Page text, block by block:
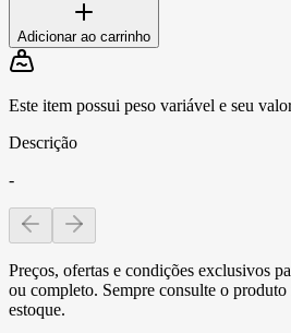
Adicionar ao carrinho
Este item possui peso variável e seu
Descrição
-
Preços, ofertas e condições exclusivos
ou completo. Sempre consulte o
estoque.